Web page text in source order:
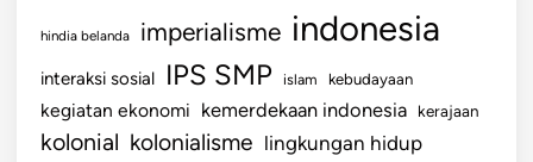
hindia belanda imperialisme indonesia
interaksi sosial IPS SMP islam kebudayaan
kegiatan ekonomi kemerdekaan indonesia kerajaan
kolonial kolonialisme lingkungan hidup